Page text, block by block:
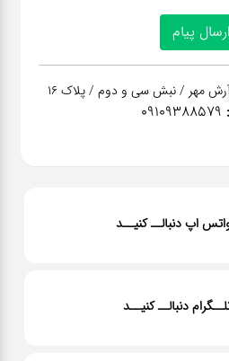
آرش مهر / نبش سی و دوم / پلاک 16
09109388579
اپ دنبالــ کنیــد
دنبالــ کنیــد